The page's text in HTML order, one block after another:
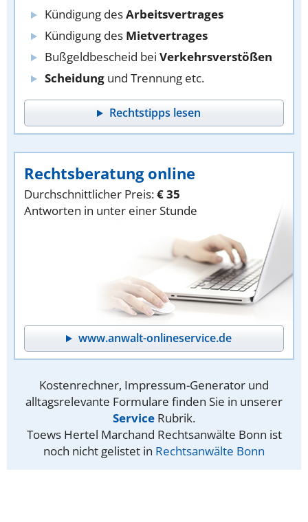
Kündigung desArbeitsvertrages
Kündigung des Mietvertrages
Bußgeldbescheid bei Verkehrsverstößen
Scheidung und Trennung etc.
Rechtstipps lesen
Rechtsberatung online
Durchschnittlicher Preis:€ 35
Antworten in unter einer Stunde
www.anwalt-onlineservice.de
Kostenrechner, Impressum-Generator und
alltagsrelevante Formulare finden Sie in unserer
Service Rubrik.
Toews Hertel Marchand Rechtsanwälte Bonn ist
noch nicht gelistet in Rechtsanwälte Bonn